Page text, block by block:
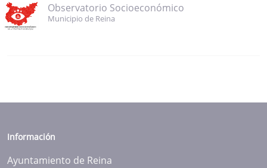
Observatorio Socioeconómico
Municipio de Reina
Información
Ayuntamiento de Reina